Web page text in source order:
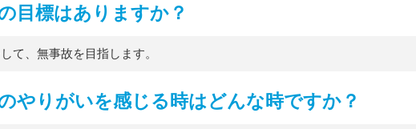
目標はありますか？
て、無事故を目指します。
やりがいを感じる時はどんな時ですか？